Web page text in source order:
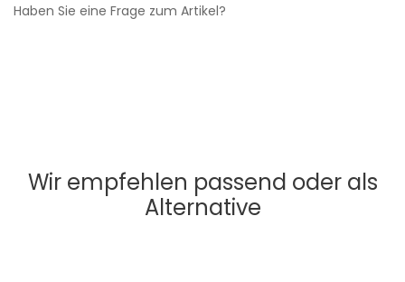
Haben Sie eine Frage zum Artikel?
Wir empfehlen passend oder als
Alternative